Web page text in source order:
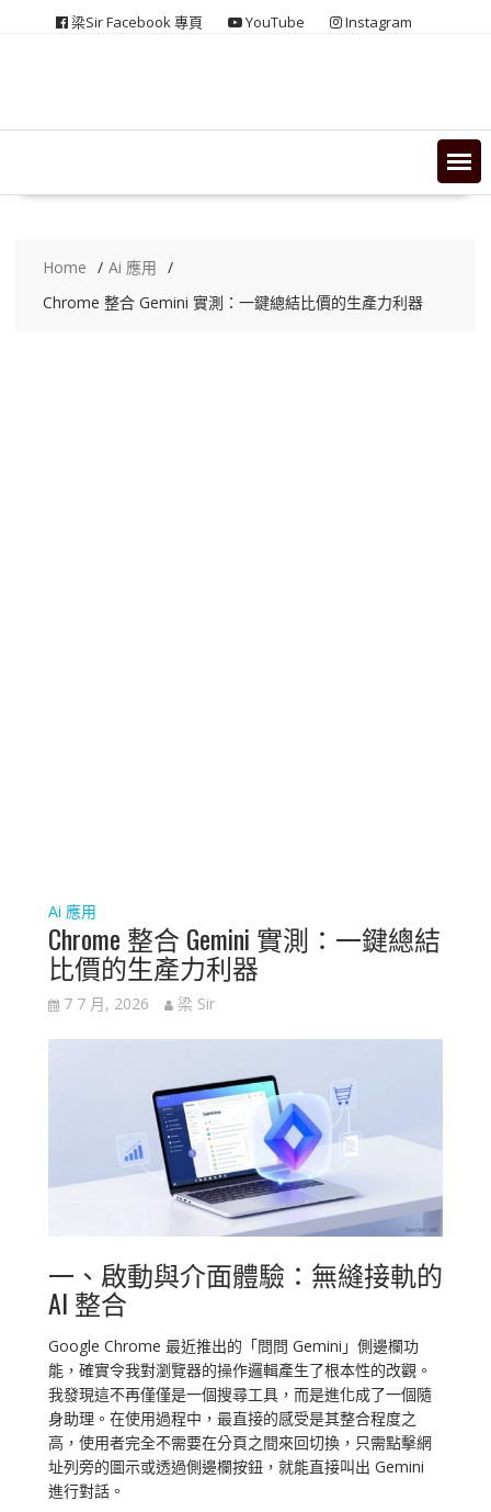
梁Sir Facebook 專頁 YouTube Instagram
Home
Ai 應用
Chrome 整合 Gemini 實測：一鍵總結比價的生產力利器
Ai 應用
Chrome 整合 Gemini 實測：一鍵總結
比價的生產力利器
7 7 月, 2026 梁 Sir
一、啟動與介面體驗：無縫接軌的
AI 整合
Google Chrome 最近推出的「問問 Gemini」側邊欄功
能，確實令我對瀏覽器的操作邏輯產生了根本性的改觀。
我發現這不再僅僅是一個搜尋工具，而是進化成了一個隨
身助理。在使用過程中，最直接的感受是其整合程度之
高，使用者完全不需要在分頁之間來回切換，只需點擊網
址列旁的圖示或透過側邊欄按鈕，就能直接叫出 Gemini
進行對話。